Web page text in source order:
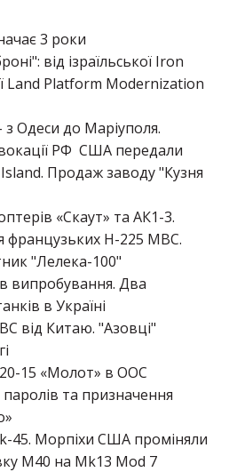
3 роки
від ізраїльської Iron
Land Platform Modernization
Одеси до Маріуполя.
РФ США передали
Продаж заводу "Кузня
«Скаут» та АК1-3.
французьких H-225 МВС.
"Лелека-100"
Два
в Україні
від Китаю. "Азовці"
15 «Молот» в ООС
та призначення
45. Морпіхи США проміняли
М40 на Mk13 Mod 7